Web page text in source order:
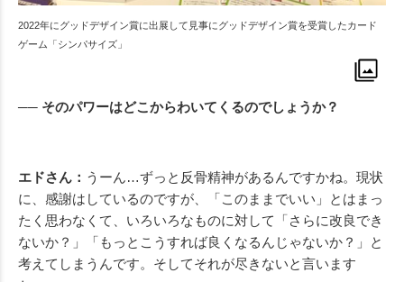
2022年にグッドデザイン賞に出展して見事にグッドデザイン賞を受賞したカード
ゲーム「シンパサイズ」
── そのパワーはどこからわいてくるのでしょうか？
エドさん： うーん…ずっと反骨精神があるんですかね。現状
に、感謝はしているのですが、「このままでいい」とはまっ
たく思わなくて、いろいろなものに対して「さらに改良でき
ないか？」「もっとこうすれば良くなるんじゃないか？」と
考えてしまうんです。そしてそれが尽きないと言います